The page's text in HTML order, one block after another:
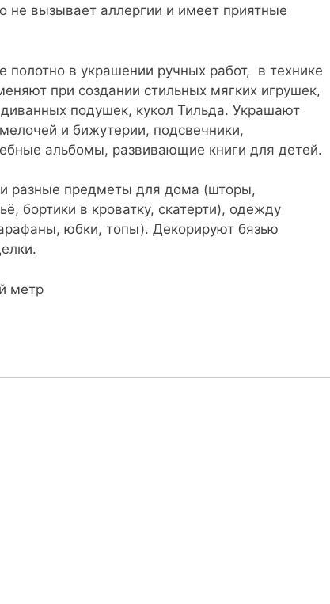
не вызывает аллергии и имеет приятные
полотно в украшении ручных работ, в технике
при создании стильных мягких игрушек,
подушек, кукол Тильда. Украшают
и бижутерии, подсвечники,
альбомы, развивающие книги для детей.
разные предметы для дома (шторы,
бортики в кроватку, скатерти), одежду
юбки, топы). Декорируют бязью
метр